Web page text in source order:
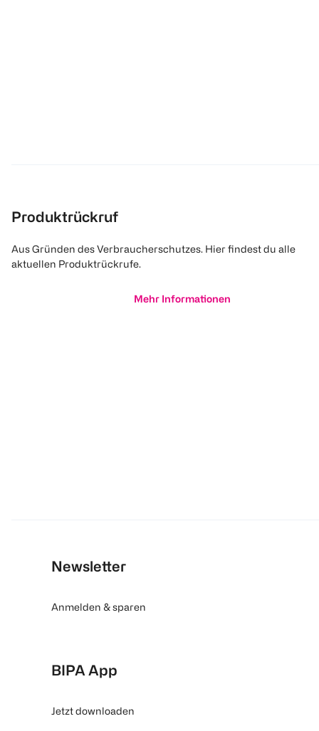
Produktrückruf
Aus Gründen des Verbraucherschutzes. Hier findest du alle
aktuellen Produktrückrufe.
Mehr Informationen
Newsletter
Anmelden & sparen
BIPA App
Jetzt downloaden